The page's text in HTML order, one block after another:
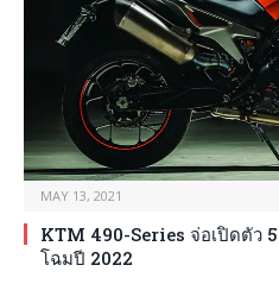
MAY 13, 2021
KTM 490-Series จ่อเปิดตัว
โฉมปี 2022